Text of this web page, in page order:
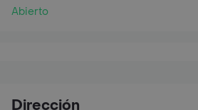
Abierto
Dirección